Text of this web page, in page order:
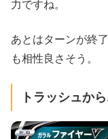
力ですね。
あとはターンが終
も相性良さそう。
トラッシュか